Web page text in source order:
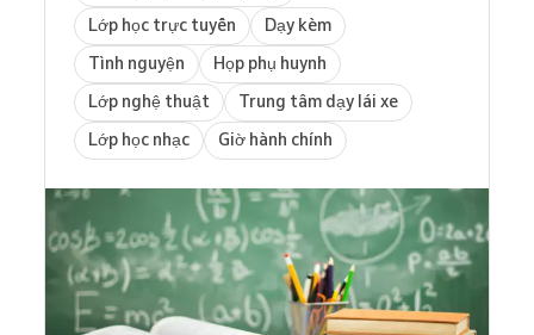
Lớp học trực tuyến
Dạy kèm
Tình nguyện
Họp phụ huynh
Lớp nghệ thuật
Trung tâm dạy lái xe
Lớp học nhạc
Giờ hành chính